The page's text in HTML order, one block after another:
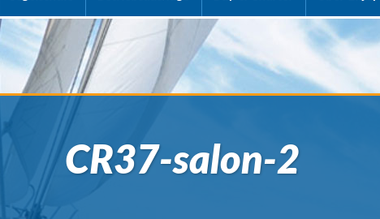
CR37-salon-2